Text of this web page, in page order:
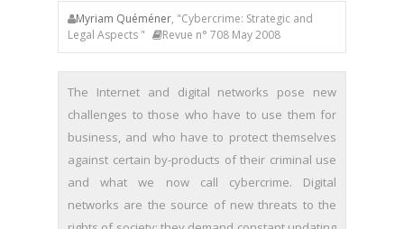
Myriam Quéméner, "Cybercrime: Strategic and
Legal Aspects "
Revue n° 708 May 2008
The Internet and digital networks pose new
challenges to those who have to use them for
business, and who have to protect themselves
against certain by-products of their criminal use
and what we now call cybercrime. Digital
networks are the source of new threats to the